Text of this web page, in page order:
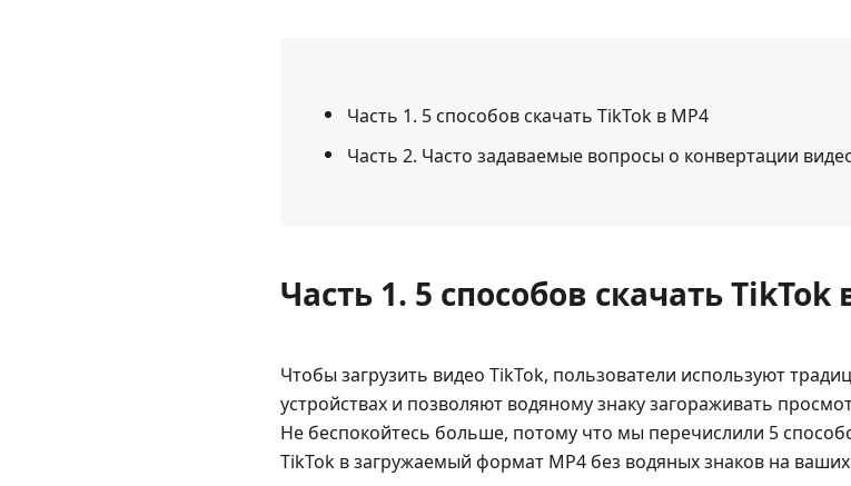
Часть 1. 5 способов скачать TikTok в MP4
Часть 2. Часто задаваемые вопросы о конвертации
Часть 1. 5 способов скачать TikTok
Чтобы загрузить видео TikTok, пользователи используют
устройствах и позволяют водяному знаку загораживать
Не беспокойтесь больше, потому что мы перечислили 5
TikTok в загружаемый формат MP4 без водяных знаков на ваших